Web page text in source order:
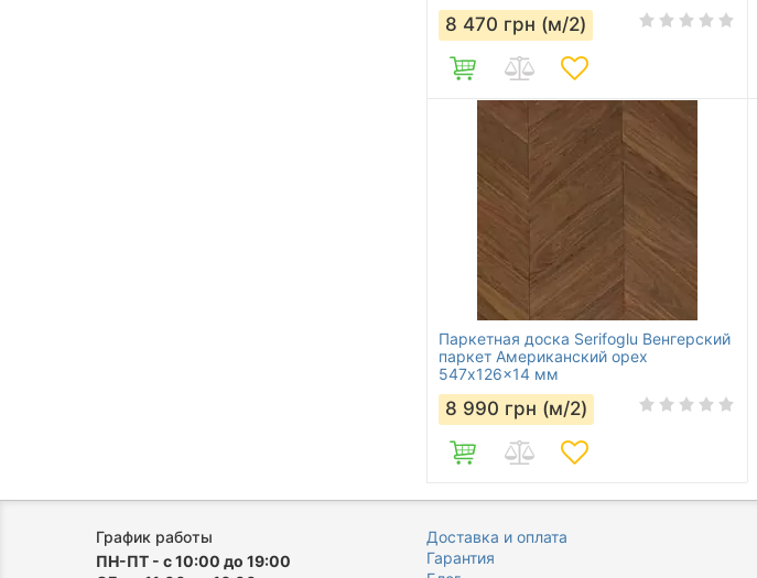
8 470 грн (м/2)
Паркетная доска Serifoglu Венгерский
паркет Aмериканский орех
547x126x14 мм
8 990 грн (м/2)
График работы
ПН-ПТ - с 10:00 до 19:00
Доставка и оплата
Гарантия